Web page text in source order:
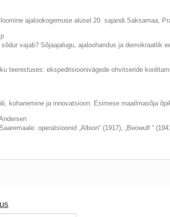
ajalookogemuse alusel 20. sajandi Saksamaa,
vajab? Sõjaajalugu, ajalooharidus ja demokraatlik
teenistuses: ekspeditsioonivägede ohvitseride
kohanemine ja innovatsioon: Esimese maailmasõja
operatsioonid „Albion“ (1917), „Beowulf “